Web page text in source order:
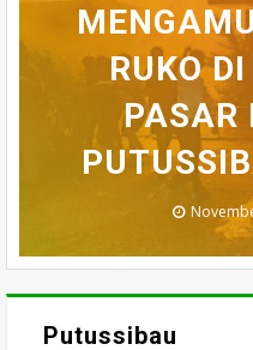
YANG
July
RUKO
PASAR
BADAU
March
BELASAN
DI
March
SEMPAT
Putussibau